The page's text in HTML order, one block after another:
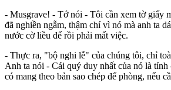
- Musgrave! - Tớ nói - Tôi cần xem tờ giấy
đã nghiền ngẫm, thậm chí vì nó mà anh ta
nước cờ liều để rồi phải mất việc.
- Thực ra, "bộ nghi lễ" của chúng tôi, chỉ
Anh ta nói - Cái quý duy nhất của nó là
có mang theo bản sao chép để phòng, nếu